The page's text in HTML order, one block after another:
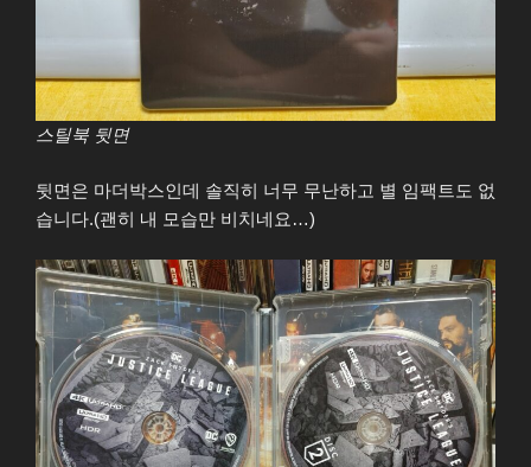
스틸북 뒷면
뒷면은 마더박스인데 솔직히 너무 무난하고 별 임팩트도 없
습니다.(괜히 내 모습만 비치네요…)